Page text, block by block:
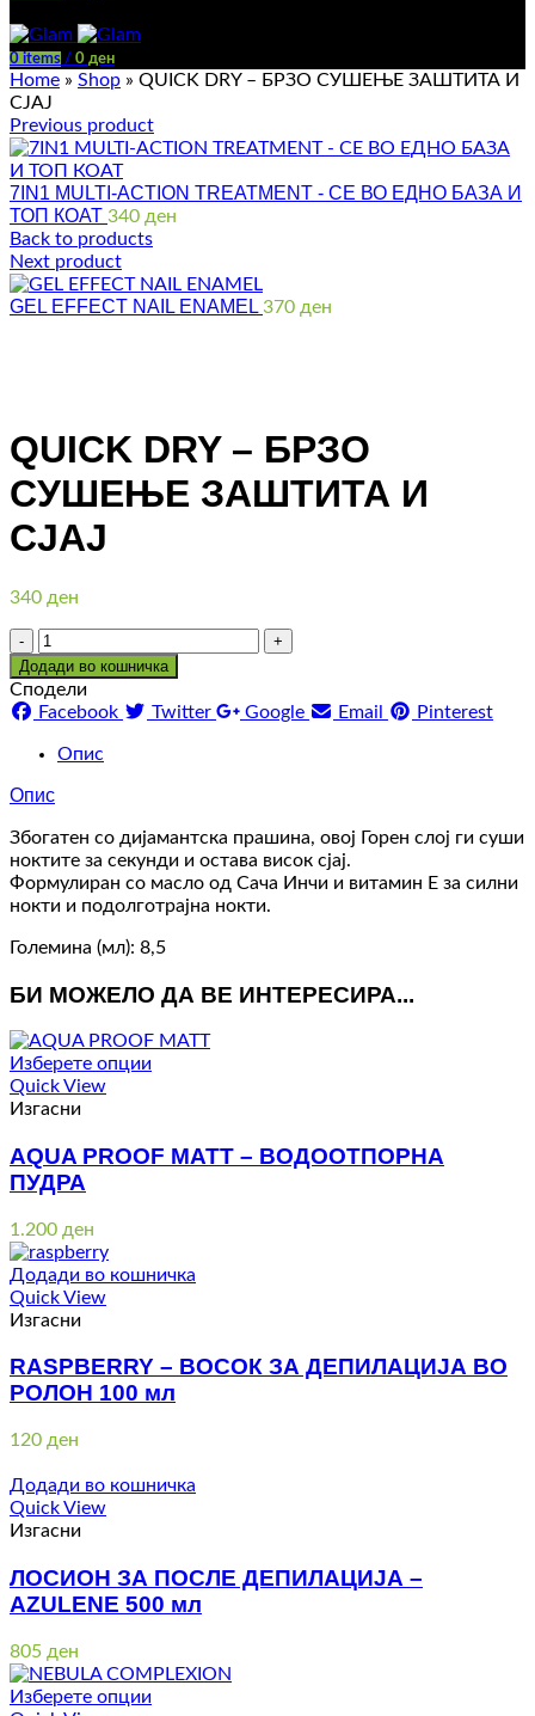
0 items / 0 ден
Home » Shop » QUICK DRY – БРЗО СУШЕЊЕ ЗАШТИТА И
СЈАЈ
Previous product
7IN1 MULTI-ACTION TREATMENT - СЕ ВО ЕДНО БАЗА И
ТОП КОАТ 340 ден
Back to products
Next product
GEL EFFECT NAIL ENAMEL 370 ден
QUICK DRY – БРЗО
СУШЕЊЕ ЗАШТИТА И
СЈАЈ
340 ден
Количина
Додади во кошничка
Сподели
Facebook
Twitter Google Email Pinterest
Опис
Опис
Збогатен со дијамантска прашина, овој Горен слој ги суши
ноктите за секунди и остава висок сјај.
Формулиран со масло од Сача Инчи и витамин Е за силни
нокти и подолготрајна нокти.
Големина (мл): 8,5
БИ МОЖЕЛО ДА ВЕ ИНТЕРЕСИРА...
Изберете опции
Quick View
Изгасни
AQUA PROOF MATT – ВОДООТПОРНА
ПУДРА
1.200 ден
Додади во кошничка
Quick View
Изгасни
RASPBERRY – ВОСОК ЗА ДЕПИЛАЦИЈА ВО
РОЛОН 100 мл
120 ден
Додади во кошничка
Quick View
Изгасни
ЛОСИОН ЗА ПОСЛЕ ДЕПИЛАЦИЈА –
AZULENE 500 мл
805 ден
Изберете опции